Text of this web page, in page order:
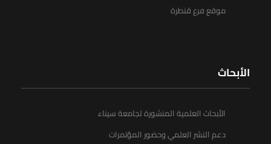
موقع فرع قنطرة
الأبحاث
الأبحاث العلمية المنشورة لجامعة سيناء
دعم النشر العلمي وحضور المؤتمرات